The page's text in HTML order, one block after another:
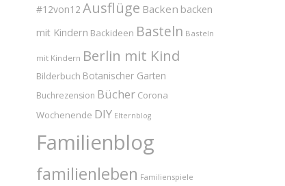
#12von12 Ausflüge Backen backen
mit Kindern Backideen Basteln Basteln
mit Kindern Berlin mit Kind
Bilderbuch Botanischer Garten
Buchrezension Bücher Corona
Wochenende DIY Elternblog
Familienblog
familienleben Familienspiele